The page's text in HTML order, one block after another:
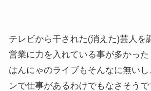
テレビから干された(消えた)芸人を
営業に力を入れている事が多かった
はんにゃのライブもそんなに無い
ンで仕事があるわけでもなさそうで